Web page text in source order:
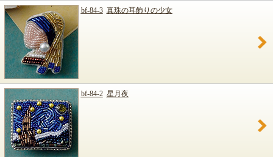
bf-84-3 真珠の耳飾りの少女
bf-84-2 星月夜